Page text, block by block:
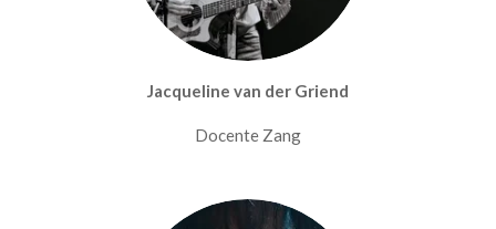
Jacqueline van der Griend
Docente Zang